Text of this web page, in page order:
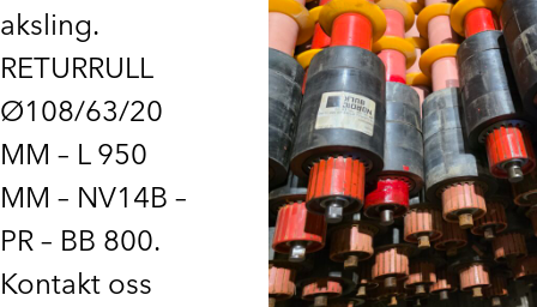
aksling.
RETURRULL
Ø108/63/20
MM – L 950
MM – NV14B –
PR – BB 800.
Kontakt oss